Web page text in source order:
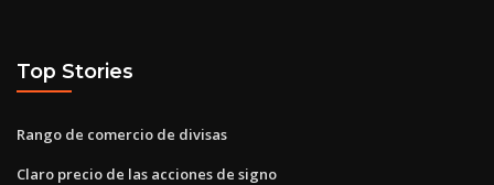
Top Stories
Rango de comercio de divisas
Claro precio de las acciones de signo